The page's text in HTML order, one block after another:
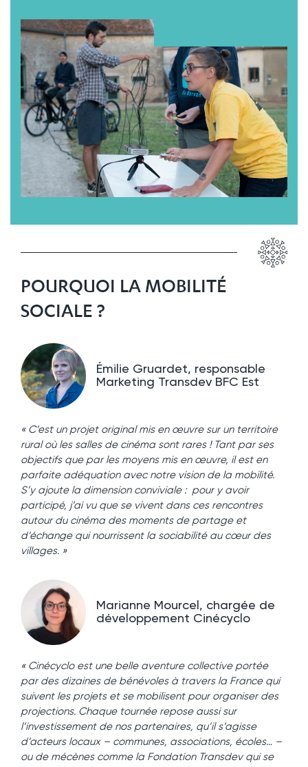
POURQUOI LA MOBILITÉ
SOCIALE ?
Émilie Gruardet, responsable
Marketing Transdev BFC Est
« C’est un projet original mis en œuvre sur un territoire
rural où les salles de cinéma sont rares ! Tant par ses
objectifs que par les moyens mis en œuvre, il est en
parfaite adéquation avec notre vision de la mobilité.
S’y ajoute la dimension conviviale : pour y avoir
participé, j’ai vu que se vivent dans ces rencontres
autour du cinéma des moments de partage et
d’échange qui nourrissent la sociabilité au cœur des
villages. »
Marianne Mourcel, chargée de
développement Cinécyclo
« Cinécyclo est une belle aventure collective portée
par des dizaines de bénévoles à travers la France qui
suivent les projets et se mobilisent pour organiser des
projections. Chaque tournée repose aussi sur
l’investissement de nos partenaires, qu’il s’agisse
d’acteurs locaux – communes, associations, écoles… –
ou de mécènes comme la Fondation Transdev qui se